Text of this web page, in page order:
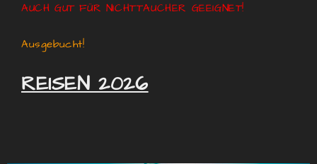
AUCH GUT FÜR NICHTTAUCHER GEEIGNET!
Ausgebucht!
REISEN 2026